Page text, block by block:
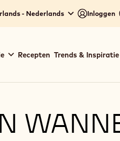
- Nederlands Inloggen
Recepten Trends & Inspiratie